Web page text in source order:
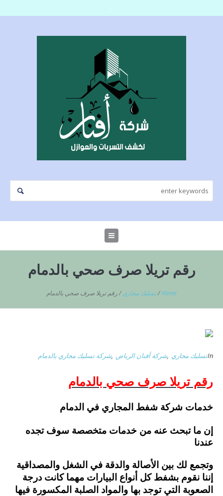
رقم تريلا صرف صحي بالدمام
Home
/تسليك مجاري /رقم تريلا صرف صحي بالدمام
Inتسليك مجاري ,شركة أفنان الرياض ,شركة تسليك مجاري بالدمام
رقم تريلا صرف صحي بالدمام
خدمات شركة شفط المجاري في الدمام
إن ما تبحث عنه من خدمات متخصصة سوف تجده
عندنا
وتجمع لك بين الأصالة والدقة في الشغل والمصداقية
إننا نقوم بشفط كل أنواع البيارات مهما كانت درجة
الصعوبة التي توجد بها والمواد الصلبة المكسورة فيها